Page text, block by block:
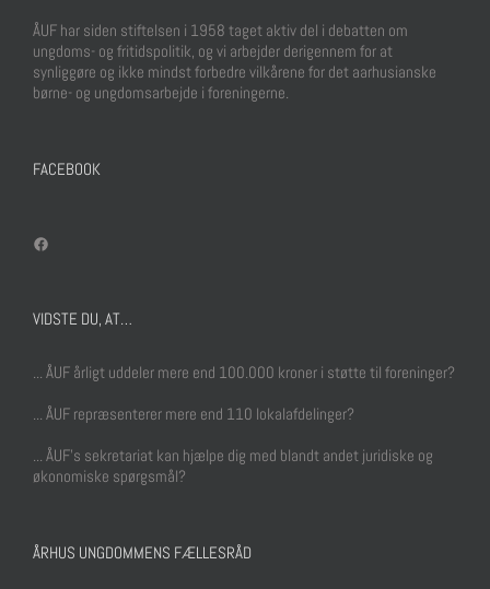
ÅUF har siden stiftelsen i 1958 taget aktiv del i debatten om
ungdoms- og fritidspolitik, og vi arbejder derigennem for at
synliggøre og ikke mindst forbedre vilkårene for det aarhusianske
børne- og ungdomsarbejde i foreningerne.
FACEBOOK
VIDSTE DU, AT…
... ÅUF årligt uddeler mere end 100.000 kroner i støtte til foreninger?
... ÅUF repræsenterer mere end 110 lokalafdelinger?
... ÅUF's sekretariat kan hjælpe dig med blandt andet juridiske og
økonomiske spørgsmål?
ÅRHUS UNGDOMMENS FÆLLESRÅD